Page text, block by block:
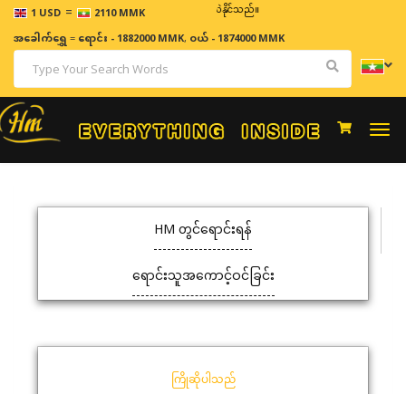
1 USD = 2110 MMK
ဈေးနှုန်းများသည် အချိန်နှင့် အမျှပြောင်းလဲနိုင်သည်။
အခေါက်ရွှေ=ရောင်း - 1882000 MMK, ဝယ် - 1874000 MMK
HM တွင်ရောင်းရန်
ရောင်းသူအကောင့်ဝင်ခြင်း
ကြိုဆိုပါသည်